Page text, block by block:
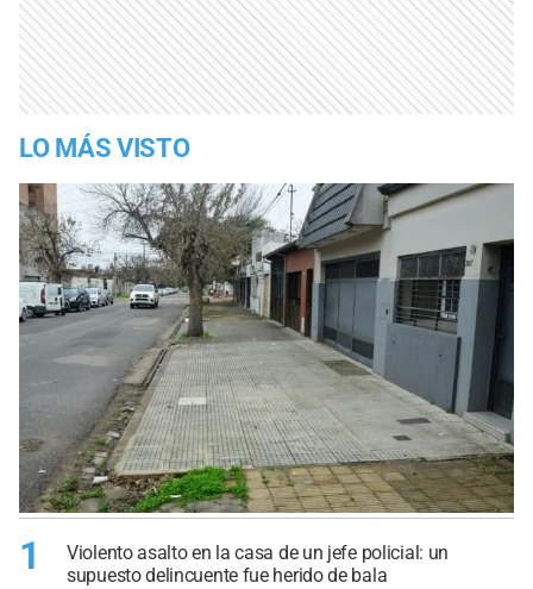
LO MÁS VISTO
1
Violento asalto en la casa de un jefe policial: un
supuesto delincuente fue herido de bala